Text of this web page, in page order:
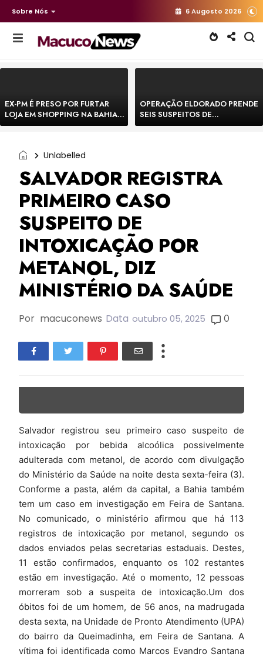
Sobre Nós 6 Augosto 2026
EX-PM É PRESO POR FURTAR
LOJA EM SHOPPING NA BAHIA E
ESCAPA CORRENDO DE
OPERAÇÃO ELDORADO PRENDE
SEIS SUSPEITOS DE
MOVIMENTAR R$ 25 MILHÕES
Unlabelled
SALVADOR REGISTRA
PRIMEIRO CASO
SUSPEITO DE
INTOXICAÇÃO POR
METANOL, DIZ
MINISTÉRIO DA SAÚDE
Por macuconews Data outubro 05, 2025 0
Salvador registrou seu primeiro caso suspeito de
intoxicação por bebida alcoólica possivelmente
adulterada com metanol, de acordo com divulgação
do Ministério da Saúde na noite desta sexta-feira (3).
Conforme a pasta, além da capital, a Bahia também
tem um caso em investigação em Feira de Santana.
No comunicado, o ministério afirmou que há 113
registros de intoxicação por metanol, segundo os
dados enviados pelas secretarias estaduais. Destes,
11 estão confirmados, enquanto os 102 restantes
estão em investigação. Até o momento, 12 pessoas
morreram sob a suspeita de intoxicação.Um dos
óbitos foi de um homem, de 56 anos, na madrugada
desta sexta, na Unidade de Pronto Atendimento (UPA)
do bairro da Queimadinha, em Feira de Santana. A
vítima foi identificada como Marcos Evandro Santana